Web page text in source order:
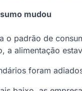
mudou
o padrão de
a alimentação
foram